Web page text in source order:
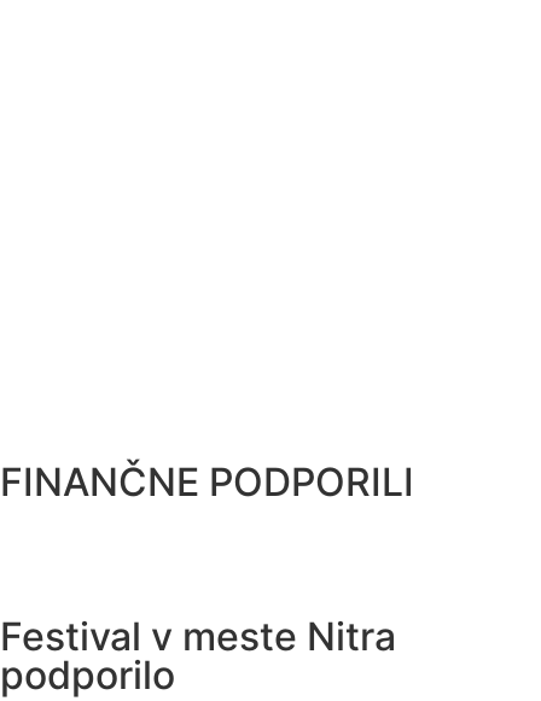
FINANČNE PODPORILI
Festival v meste Nitra
podporilo